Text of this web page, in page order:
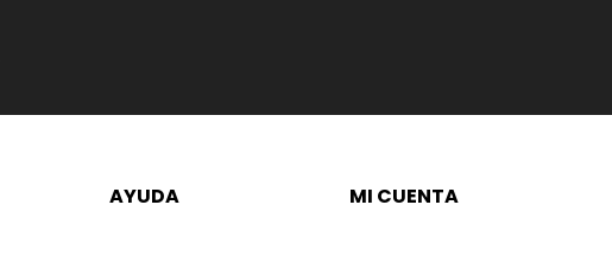
AYUDA MI CUENTA